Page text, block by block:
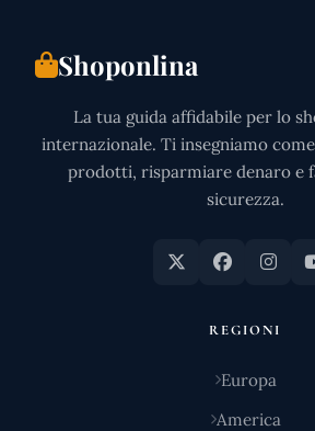
Shoponlina
La tua guida affidabile per lo
internazionale. Ti insegniamo
prodotti, risparmiare denaro e
sicurezza.
REGIONI
Europa
America